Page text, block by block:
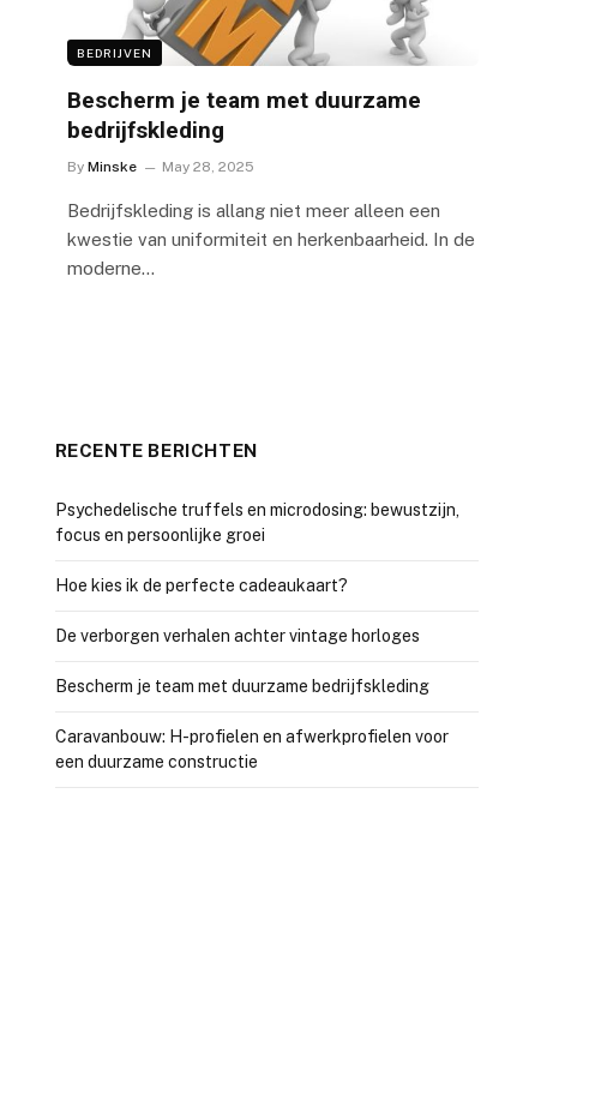
BEDRIJVEN
Bescherm je team met duurzame
bedrijfskleding
By Minske May 28, 2025
Bedrijfskleding is allang niet meer alleen een
kwestie van uniformiteit en herkenbaarheid. In de
moderne…
RECENTE BERICHTEN
Psychedelische truffels en microdosing: bewustzijn,
focus en persoonlijke groei
Hoe kies ik de perfecte cadeaukaart?
De verborgen verhalen achter vintage horloges
Bescherm je team met duurzame bedrijfskleding
Caravanbouw: H-profielen en afwerkprofielen voor
een duurzame constructie